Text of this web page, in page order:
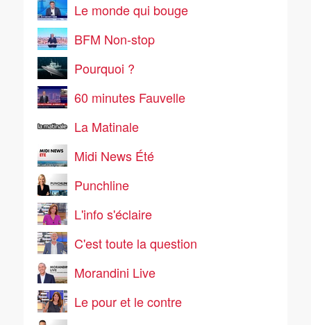
Le monde qui bouge
BFM Non-stop
Pourquoi ?
60 minutes Fauvelle
La Matinale
Midi News Été
Punchline
L'info s'éclaire
C'est toute la question
Morandini Live
Le pour et le contre